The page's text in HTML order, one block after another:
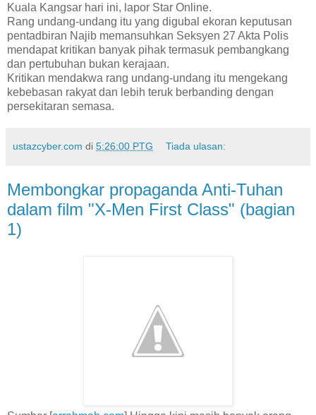
Kuala Kangsar hari ini, lapor Star Online.
Rang undang-undang itu yang digubal ekoran keputusan
pentadbiran Najib memansuhkan Seksyen 27 Akta Polis
mendapat kritikan banyak pihak termasuk pembangkang
dan pertubuhan bukan kerajaan.
Kritikan mendakwa rang undang-undang itu mengekang
kebebasan rakyat dan lebih teruk berbanding dengan
persekitaran semasa.
ustazcyber.com di 5:26:00 PTG Tiada ulasan:
Membongkar propaganda Anti-Tuhan
dalam film "X-Men First Class" (bagian
1)